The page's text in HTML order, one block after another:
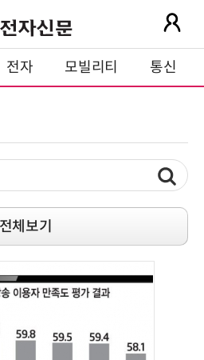
전자 모빌리티 통신
전체보기